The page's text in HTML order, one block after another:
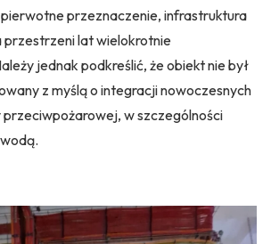
przeznaczenie, infrastruktura
przestrzeni lat wielokrotnie
jednak podkreślić, że obiekt nie był
z myślą o integracji nowoczesnych
w szczególności